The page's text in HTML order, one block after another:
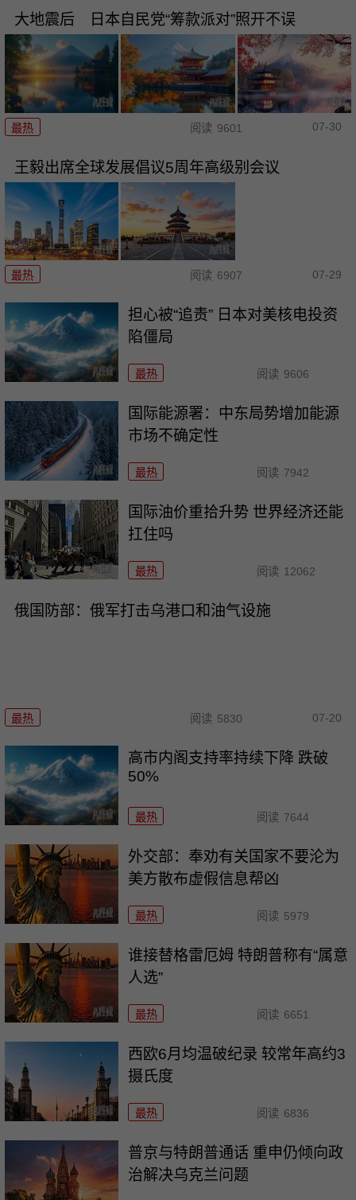
大地震后 日本自民党“筹款派对”照开不误
最热 阅读 9601 07-30
王毅出席全球发展倡议5周年高级别会议
最热 阅读 6907 07-29
担心被“追责” 日本对美核电投资
陷僵局
最热 阅读 9606
国际能源署：中东局势增加能源
市场不确定性
最热 阅读 7942
国际油价重拾升势 世界经济还能
扛住吗
最热 阅读 12062
俄国防部：俄军打击乌港口和油气设施
最热 阅读 5830 07-20
高市内阁支持率持续下降 跌破
50%
最热 阅读 7644
外交部：奉劝有关国家不要沦为
美方散布虚假信息帮凶
最热 阅读 5979
谁接替格雷厄姆 特朗普称有“属意
人选”
最热 阅读 6651
西欧6月均温破纪录 较常年高约3
摄氏度
最热 阅读 6836
普京与特朗普通话 重申仍倾向政
治解决乌克兰问题